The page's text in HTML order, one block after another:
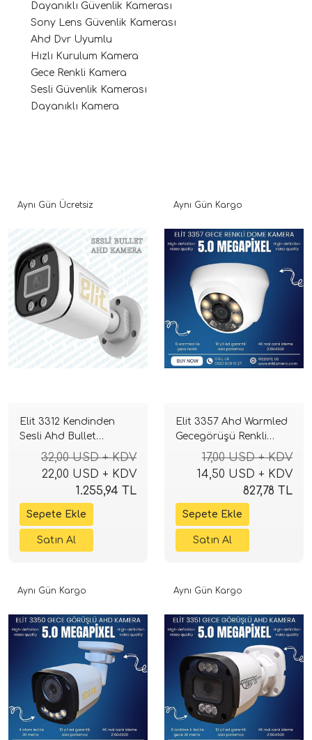
Dayanıklı Güvenlik Kamerası
Sony Lens Güvenlik Kamerası
Ahd Dvr Uyumlu
Hızlı Kurulum Kamera
Gece Renkli Kamera
Sesli Güvenlik Kamerası
Dayanıklı Kamera
Elit 3312 Kendinden
Sesli Ahd Bullet
Kamera ( gece renkli )
32,00 USD + KDV
22,00 USD + KDV
1.255,94 TL
Aynı Gün Ücretsiz
Elit 3357 Ahd Warmled
Gecegörüşü Renkli
Dome kamera 5.0
m.pixel Sony Lens
1080p full hd Su
17,00 USD + KDV
14,50 USD + KDV
827,78 TL
Aynı Gün Kargo
Aynı Gün Kargo Aynı Gün Kargo